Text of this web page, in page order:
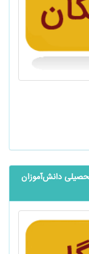
‌‌‌‌دانش‌آموزان